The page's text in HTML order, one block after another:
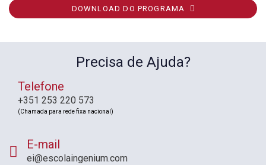
DOWNLOAD DO PROGRAMA
Precisa de Ajuda?
Telefone
+351 253 220 573
(Chamada para rede fixa nacional)
E-mail
ei@escolaingenium.com